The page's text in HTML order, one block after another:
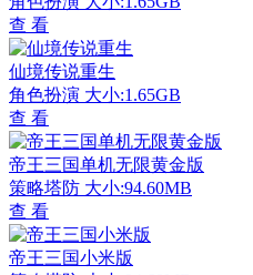
查 看
仙境传说重生
角色扮演 大小:1.65GB
查 看
帝王三国单机无限黄金版
策略塔防 大小:94.60MB
查 看
帝王三国小米版